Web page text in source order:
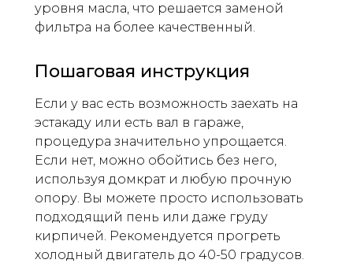
уровня масла, что решается заменой
фильтра на более качественный.
Пошаговая инструкция
Если у вас есть возможность заехать на
эстакаду или есть вал в гараже,
процедура значительно упрощается.
Если нет, можно обойтись без него,
используя домкрат и любую прочную
опору. Вы можете просто использовать
подходящий пень или даже груду
кирпичей. Рекомендуется прогреть
холодный двигатель до 40-50 градусов.